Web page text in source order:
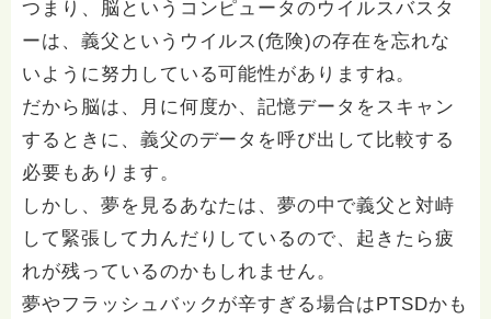
つまり、脳というコンピュータのウイルスバスタ
ーは、義父というウイルス(危険)の存在を忘れな
いように努力している可能性がありますね。
だから脳は、月に何度か、記憶データをスキャン
するときに、義父のデータを呼び出して比較する
必要もあります。
しかし、夢を見るあなたは、夢の中で義父と対峙
して緊張して力んだりしているので、起きたら疲
れが残っているのかもしれません。
夢やフラッシュバックが辛すぎる場合はPTSDかも